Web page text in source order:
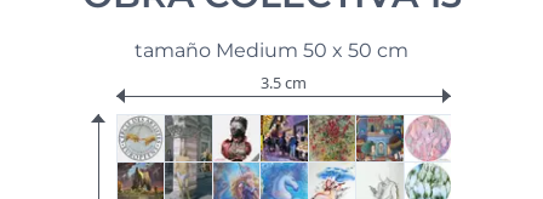
tamaño Medium 50 x 50 cm
3.5 cm